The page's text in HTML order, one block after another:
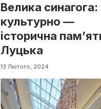
Велика синагога:
культурно —
історична
Луцька
13 Лютого, 2024